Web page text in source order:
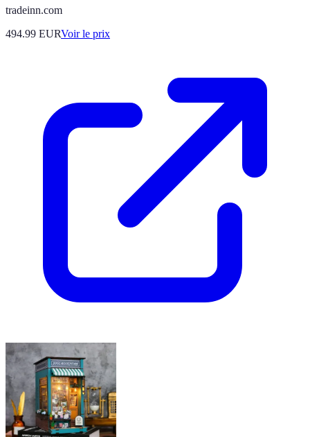
tradeinn.com
494.99 EURVoir le prix